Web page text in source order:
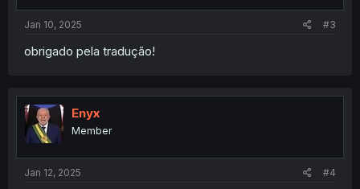
Jan 10, 2025 #3
obrigado pela tradução!
Enyx
Member
Jan 12, 2025 #4